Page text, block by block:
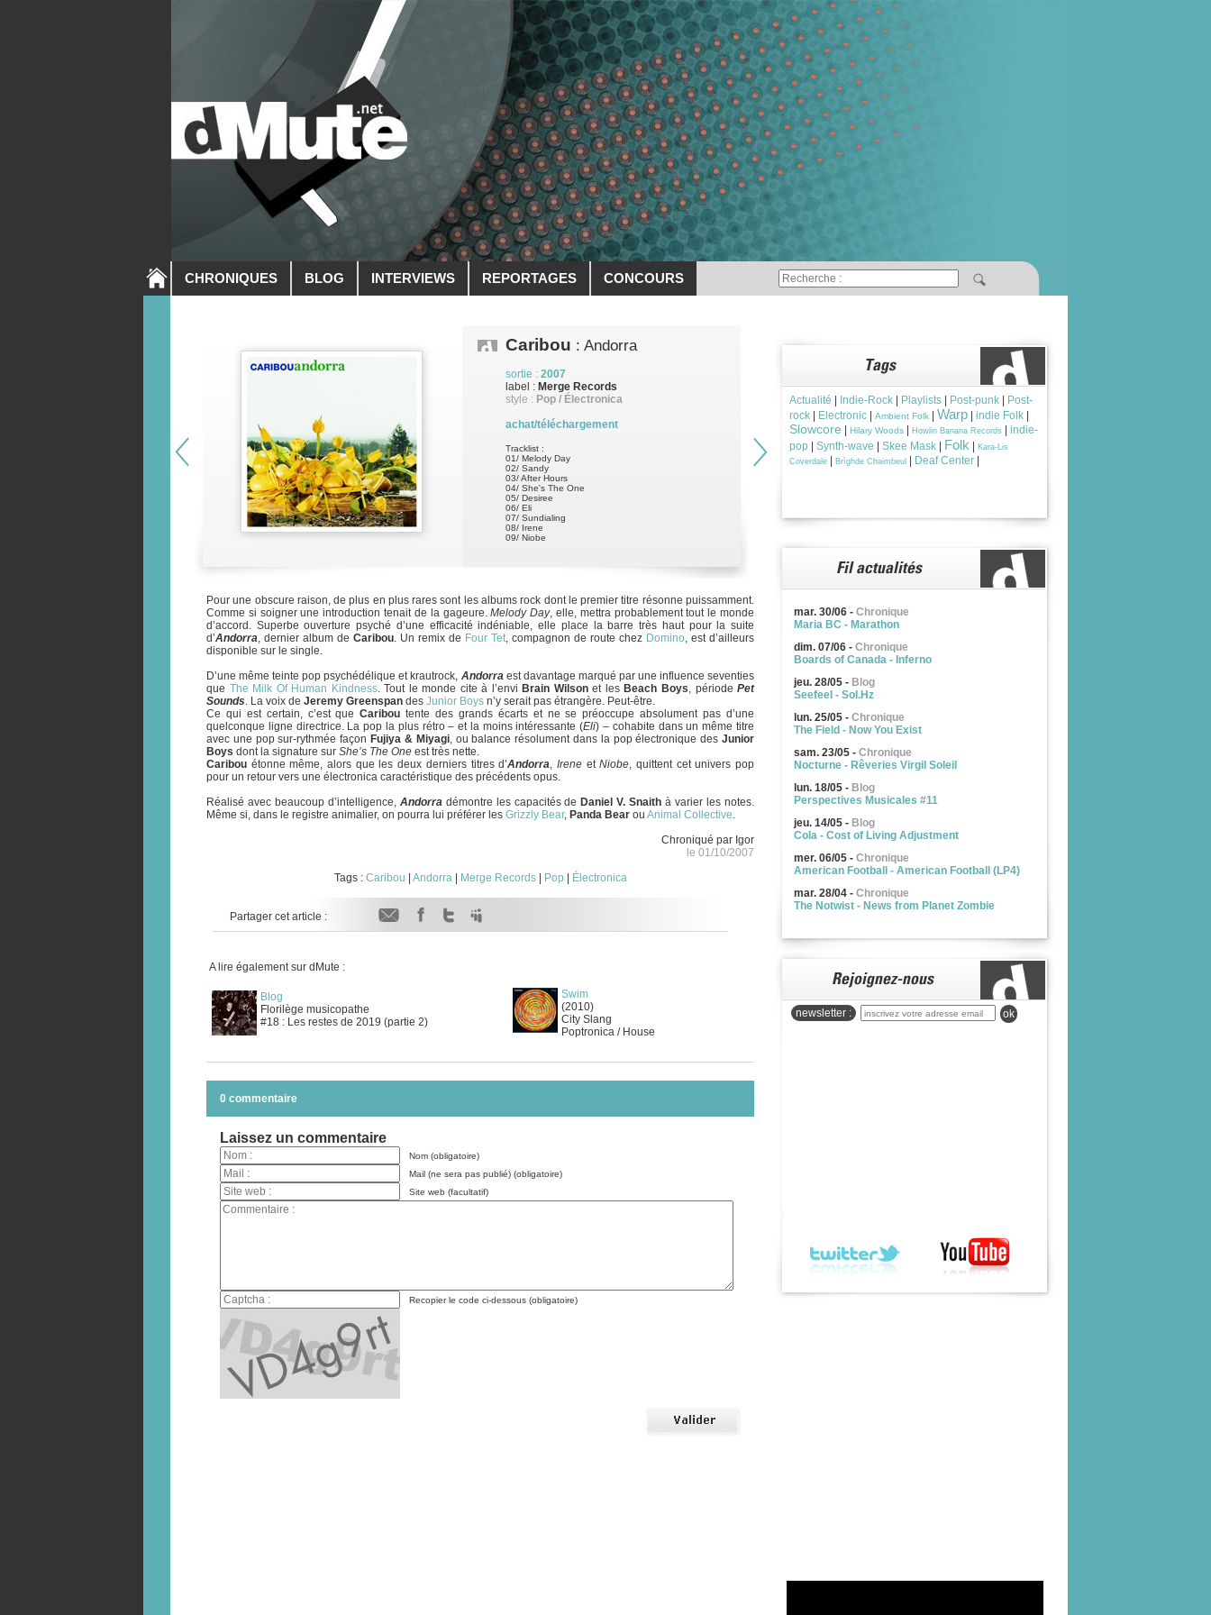
CHRONIQUES BLOG INTERVIEWS REPORTAGES CONCOURS
Caribou : Andorra
sortie : 2007
label : Merge Records
style : Pop / Électronica
achat/téléchargement
Tracklist :
01/ Melody Day
02/ Sandy
03/ After Hours
04/ She's The One
05/ Desiree
06/ Eli
07/ Sundialing
08/ Irene
09/ Niobe
Pour une obscure raison, de plus en plus rares sont les albums rock dont le premier titre résonne puissamment.
Comme si soigner une introduction tenait de la gageure.Melody Day, elle, mettra probablement tout le monde
d’accord. Superbe ouverture psyché d’une efficacité indéniable, elle place la barre très haut pour la suite
d’Andorra, dernier album de Caribou. Un remix de Four Tet, compagnon de route chez Domino, est d’ailleurs
disponible sur le single.
D’une même teinte pop psychédélique et krautrock, Andorraest davantage marqué par une influence seventies
que The Milk Of Human Kindness. Tout le monde cite à l’envi Brain Wilsonet les Beach Boys, périodePet
Sounds. La voix de Jeremy Greenspan des Junior Boys n’y serait pas étrangère. Peut-être.
Ce qui est certain, c’est queCaribou tente des grands écarts et ne se préoccupe absolument pas d’une
quelconque ligne directrice. La pop la plus rétro – et la moins intéressante (Eli) – cohabite dans un même titre
avec une pop sur-rythmée façon Fujiya & Miyagi, ou balance résolument dans la pop électronique des Junior
Boys dont la signature sur She’s The One est très nette.
Caribou étonne même, alors que les deux derniers titres d’Andorra, IreneetNiobe, quittent cet univers pop
pour un retour vers une électronica caractéristique des précédents opus.
Réalisé avec beaucoup d’intelligence, Andorradémontre les capacités de Daniel V. Snaith à varier les notes.
Même si, dans le registre animalier, on pourra lui préférer les Grizzly Bear, Panda Bear ou Animal Collective.
Chroniqué par Igor
le 01/10/2007
Tags : Caribou Andorra| Merge Records| Pop| Électronica
Partager cet article :
A lire également sur dMute :
Blog
Florilège musicopathe
#18 : Les restes de 2019 (partie 2)
Swim
(2010)
City Slang
Poptronica / House
0 commentaire
Laissez un commentaire
Nom (obligatoire)
Mail (ne sera pas publié) (obligatoire)
Site web (facultatif)
Recopier le code ci-dessous (obligatoire)
Actualité Indie-Rock Playlists Post-punk
Post-
rock
Electronic Ambient Folk Warp indie Folk
Slowcore Hilary Woods Howlin Banana Records
indie-
pop
Synth-wave Skee Mask Folk
Kara-Lis
Coverdale
Brìghde Chaimbeul Deaf Center
mar. 30/06 - Chronique
Maria BC - Marathon
dim. 07/06 - Chronique
Boards of Canada - Inferno
jeu. 28/05 - Blog
Seefeel - Sol.Hz
lun. 25/05 - Chronique
The Field - Now You Exist
sam. 23/05 - Chronique
Nocturne - Rêveries Virgil Soleil
lun. 18/05 - Blog
Perspectives Musicales #11
jeu. 14/05 - Blog
Cola - Cost of Living Adjustment
mer. 06/05 - Chronique
American Football - American Football (LP4)
mar. 28/04 - Chronique
The Notwist - News from Planet Zombie
newsletter : ok